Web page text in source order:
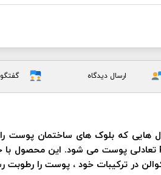
ارسال دیدگاه
آمینه مختلف، سلول هایی که بلوک های
در ترکیبات خود ، پوست را رطوبت